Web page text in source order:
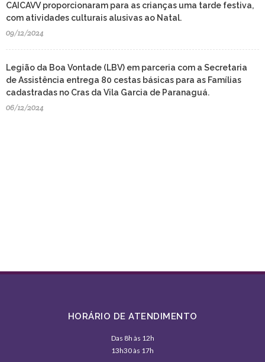
CAICAVV proporcionaram para as crianças uma tarde festiva,
com atividades culturais alusivas ao Natal.
09/12/2024
Legião da Boa Vontade (LBV) em parceria com a Secretaria
de Assistência entrega 80 cestas básicas para as Famílias
cadastradas no Cras da Vila Garcia de Paranaguá.
06/12/2024
HORÁRIO DE ATENDIMENTO
Das 8h às 12h
13h30 às 17h